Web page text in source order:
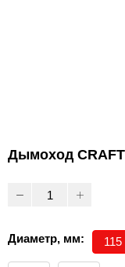
Дымоход
Диаметр, мм: 115